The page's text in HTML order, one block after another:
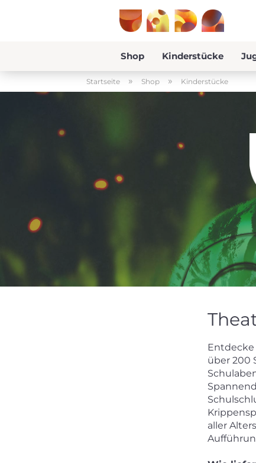
Shop Kinderstücke
Startseite » Shop » Kinderstücke
über 200
aller